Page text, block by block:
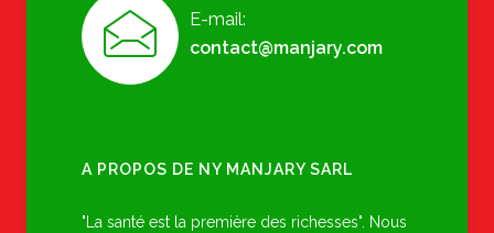
E-mail:
contact@manjary.com
A PROPOS DE NY MANJARY SARL
"La santé est la première des richesses". Nous